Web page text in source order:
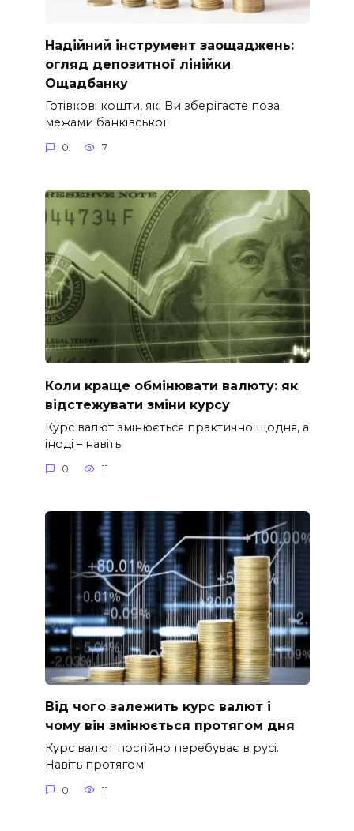
Надійний інструмент заощаджень:
огляд депозитної лінійки
Ощадбанку
Готівкові кошти, які Ви зберігаєте поза
межами банківської
0 7
Коли краще обмінювати валюту: як
відстежувати зміни курсу
Курс валют змінюється практично щодня, а
іноді – навіть
0 11
Від чого залежить курс валют і
чому він змінюється протягом дня
Курс валют постійно перебуває в русі.
Навіть протягом
0 11